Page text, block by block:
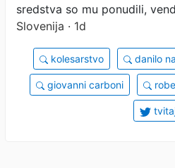
sredstva so mu ponudili,
Slovenija · 1d
kolesarstvo danilo
giovanni carboni